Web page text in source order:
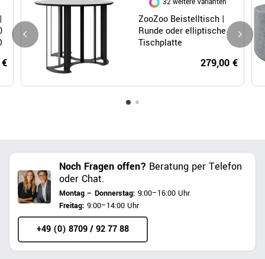
ZooZoo Beistelltisch |
Runde oder elliptische
Tischplatte
279,00 €
Noch Fragen offen? Beratung per Telefon
oder Chat.
Montag – Donnerstag: 9:00–16:00 Uhr
Freitag: 9:00–14:00 Uhr
+49 (0) 8709 / 92 77 88